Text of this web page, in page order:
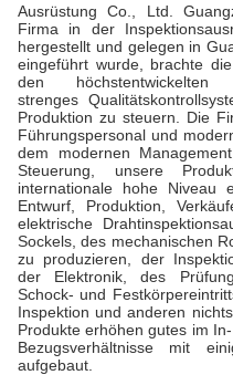
Ausrüstung Co., Ltd.
Firma in der
hergestellt und gelegen in
eingeführt wurde, brachte
den höchstentwickelten
strenges
Produktion zu steuern. Die
Führungspersonal und
dem modernen
Steuerung, unsere
internationale hohe Niveau
Entwurf, Produktion,
elektrische
Sockels, des mechanischen
zu produzieren, der
der Elektronik, des
Schock- und
Inspektion und anderen
Produkte erhöhen gutes im
Bezugsverhältnisse mit
aufgebaut.